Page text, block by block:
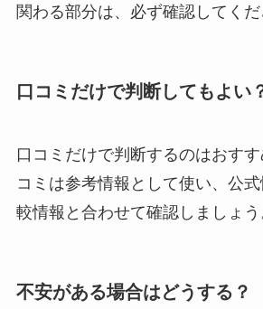
関わる部分は、必ず確認してくだ
口コミだけで判断してもよい
口コミだけで判断するのはおす
コミは参考情報として使い、公
較情報と合わせて確認しましょう
不安がある場合はどうする？